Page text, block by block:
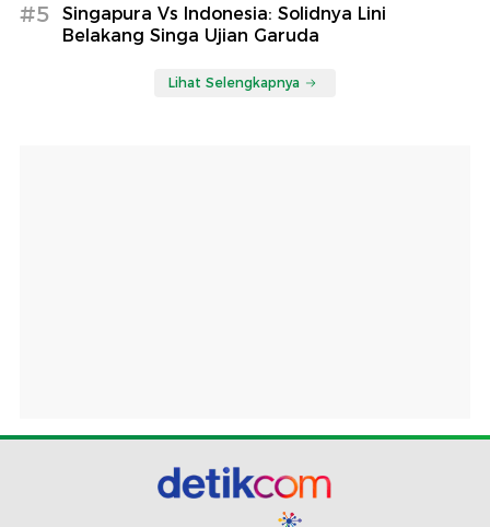
#5
Singapura Vs Indonesia: Solidnya Lini
Belakang Singa Ujian Garuda
Lihat Selengkapnya